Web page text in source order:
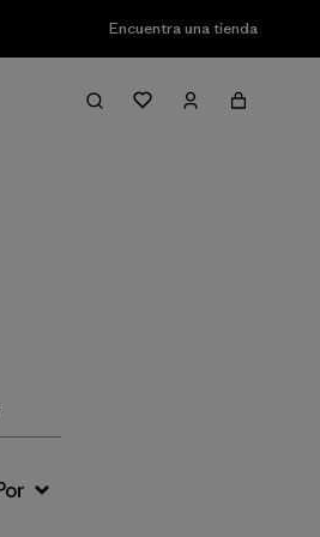
Encuentra una tienda
Filter & Sort